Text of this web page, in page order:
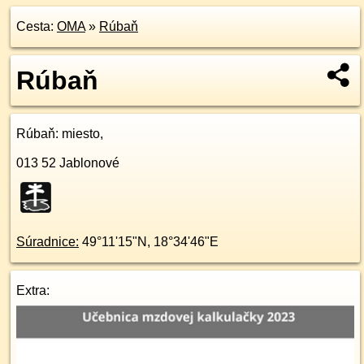
Cesta: OMA» Rúbaň
Rúbaň
Rúbaň: miesto,
013 52 Jablonové
Súradnice: 49°11'15"N , 18°34'46"E
Extra: